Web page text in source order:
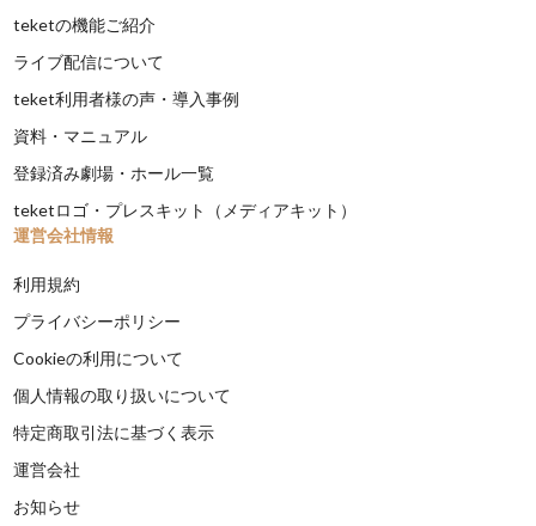
teketの機能ご紹介
ライブ配信について
teket利用者様の声・導入事例
資料・マニュアル
登録済み劇場・ホール一覧
teketロゴ・プレスキット（メディアキット）
運営会社情報
利用規約
プライバシーポリシー
Cookieの利用について
個人情報の取り扱いについて
特定商取引法に基づく表示
運営会社
お知らせ